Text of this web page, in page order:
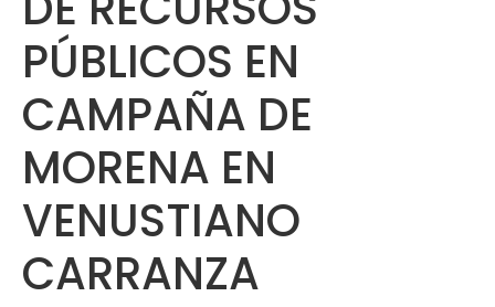
PÚBLICOS EN
CAMPAÑA DE
MORENA EN
VENUSTIANO
CARRANZA